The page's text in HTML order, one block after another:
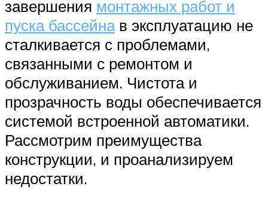
завершения монтажных работ и
пуска бассейнав эксплуатацию не
сталкивается с проблемами,
связанными с ремонтом и
обслуживанием. Чистота и
прозрачность воды обеспечивается
системой встроенной автоматики.
Рассмотрим преимущества
конструкции, и проанализируем
недостатки.